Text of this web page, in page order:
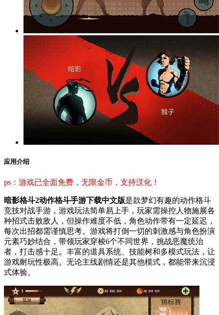
应用介绍
ps：游戏已全面免费，无限金币，支持汉化！
暗影格斗2动作格斗手游下载中文版是款梦幻有趣的动作格斗
竞技对战手游，游戏玩法简单易上手，玩家需操控人物施展各
种招式击败敌人，但操作难度不低，角色动作带有一定延迟，
每次出招都需谨慎思考。游戏将打倒一切的刺激感与角色扮演
元素巧妙结合，带领玩家穿梭6个不同世界，挑战恶魔统治
者，打击感十足。丰富的道具系统、技能树和多模式玩法，让
游戏耐玩性极高。无论主线剧情还是其他模式，都能带来沉浸
式体验。